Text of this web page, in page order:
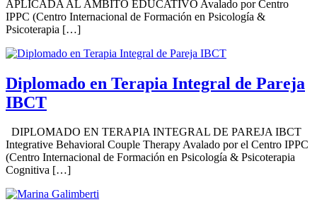
APLICADA AL ÁMBITO EDUCATIVO Avalado por Centro
IPPC (Centro Internacional de Formación en Psicología &
Psicoterapia […]
Diplomado en Terapia Integral de Pareja
IBCT
DIPLOMADO EN TERAPIA INTEGRAL DE PAREJA IBCT
Integrative Behavioral Couple Therapy Avalado por el Centro IPPC
(Centro Internacional de Formación en Psicología & Psicoterapia
Cognitiva […]